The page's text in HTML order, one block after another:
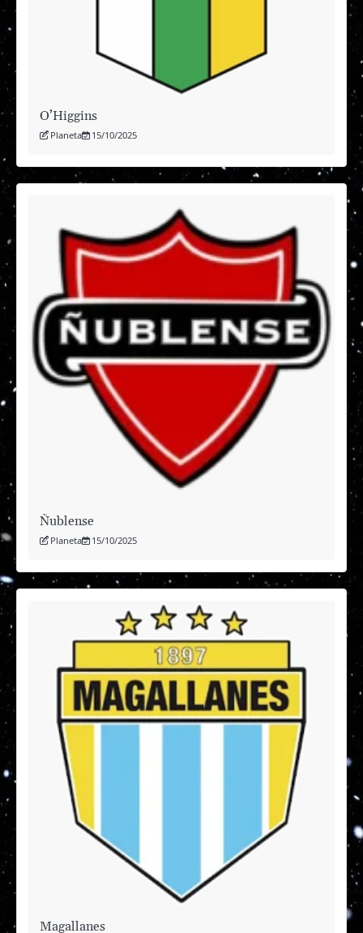
O’Higgins
Planeta 15/10/2025
Ñublense
Planeta 15/10/2025
Magallanes